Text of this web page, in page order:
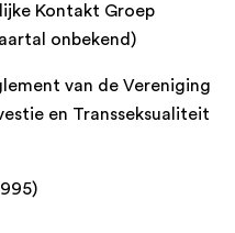
Kontakt Groep
onbekend)
van de Vereniging
en Transseksualiteit